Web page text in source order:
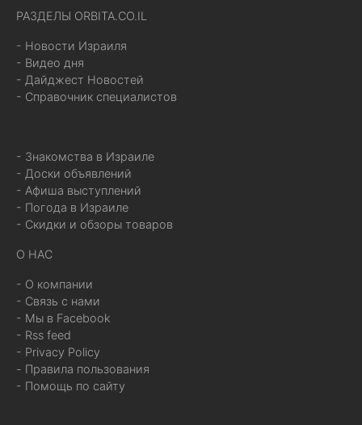
РАЗДЕЛЫ ORBITA.CO.IL
- Новости Израиля
- Видео дня
- Дайджест Новостей
- Справочник специалистов
- Знакомства в Израиле
- Доски объявлений
- Афиша выступлений
- Погода в Израиле
- Скидки и обзоры товаров
О НАС
- О компании
- Связь с нами
- Мы в Facebook
- Rss feed
- Privacy Policy
- Правила пользования
- Помощь по сайту